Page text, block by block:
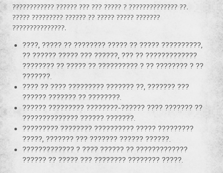
???????????? ?????? ??? ??? ????? ? ?????????????? ??.
????? ????????? ?????? ?? ????? ????? ???????
???????????????.
????, ????? ?? ???????? ????? ?? ????? ??????????,
?? ?????? ????? ??? ??????, ??? ?? ?????????????
???????? ?? ????? ?? ?????????? ? ?? ???????? ? ??
???????.
???? ?? ???? ????????? ??????? ??, ??????? ???
?????? ??????? ?? ????????.
?????? ????????? ????????-?????? ???? ??????? ??
?????????????? ?????? ???????.
????????? ???????? ?????????? ????? ?????????
?????, ??????? ??? ??????? ?????? ??????.
????????????? ? ???? ?????? ?? ?????????????
?????? ?? ????? ??? ???????? ???????? ?????.